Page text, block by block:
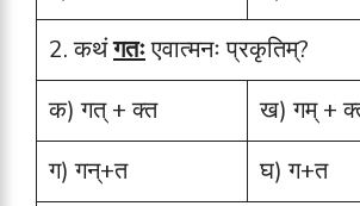
2. कथंगतःएवात्मनः प्रकृतिम्?
क) गत् + क्त
ख) गम् +
ग) गन्+त
घ) ग+त